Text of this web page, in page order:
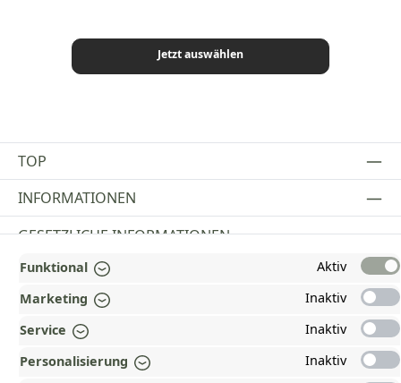
Jetzt auswählen
TOP
INFORMATIONEN
GESETZLICHE INFORMATIONEN
ZAHLUNGS- UND VERSANDARTEN
AUSGEZEICHNET UND ZERTIFIZIERT!
WARUM HEAD-SHOP.DE?
Funktional
Aktiv
Marketing
Inaktiv
Service
Inaktiv
Personalisierung
Inaktiv